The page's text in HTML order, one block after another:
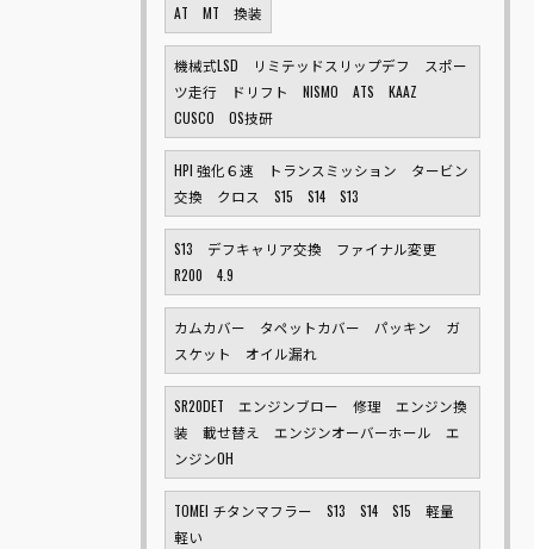
AT MT 換装
機械式LSD リミテッドスリップデフ スポー
ツ走行 ドリフト NISMO ATS KAAZ
CUSCO OS技研
HPI 強化６速 トランスミッション タービン
交換 クロス S15 S14 S13
S13 デフキャリア交換 ファイナル変更
R200 4.9
カムカバー タペットカバー パッキン ガ
スケット オイル漏れ
SR20DET エンジンブロー 修理 エンジン換
装 載せ替え エンジンオーバーホール エ
ンジンOH
TOMEI チタンマフラー S13 S14 S15 軽量
軽い